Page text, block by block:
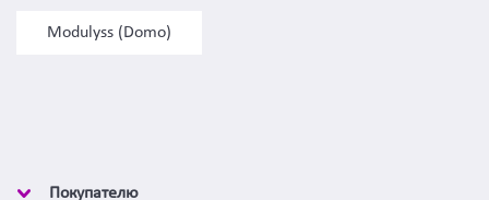
Modulyss (Domo)
Покупателю